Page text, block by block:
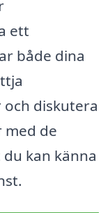
ett
både dina
diskutera
de
kan känna